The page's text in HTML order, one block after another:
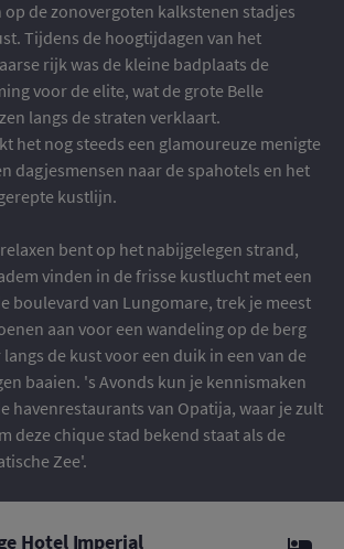
op de zonovergoten kalkstenen stadjes
Tijdens de hoogtijdagen van het
rijk was de kleine badplaats de
voor de elite, wat de grote Belle
langs de straten verklaart.
het nog steeds een glamoureuze menigte
dagjesmensen naar de spahotels en het
kustlijn.
bent op het nabijgelegen strand,
vinden in de frisse kustlucht met een
boulevard van Lungomare, trek je meest
aan voor een wandeling op de berg
de kust voor een duik in een van de
baaien. 's Avonds kun je kennismaken
havenrestaurants van Opatija, waar je zult
deze chique stad bekend staat als de
Zee'.
Hotel Imperial